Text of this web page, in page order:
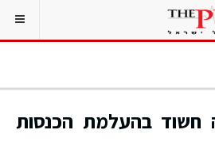
חשוד בהעלמת הכנסות